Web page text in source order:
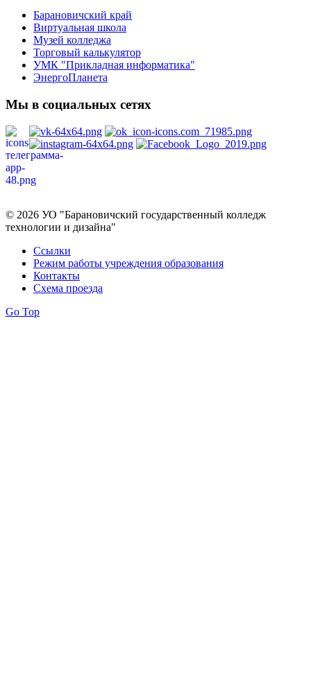
Барановичский край
Виртуальная школа
Музей колледжа
Торговый калькулятор
УМК "Прикладная информатика"
ЭнергоПланета
Мы в социальных сетях
© 2026 УО "Барановичский государственный колледж
технологии и дизайна"
Ссылки
Режим работы учреждения образования
Контакты
Схема проезда
Go Top